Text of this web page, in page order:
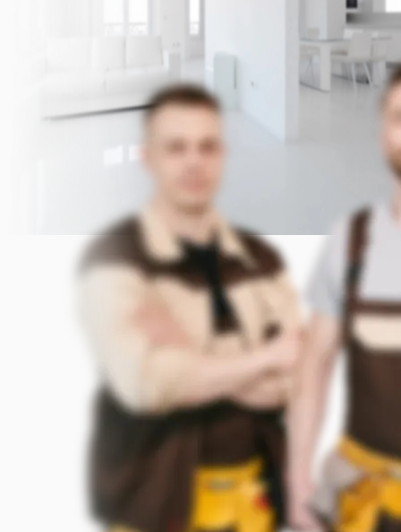
Опишите задачу
Прикрепить фото (до 5 шт.)
(Подсказка: фото помогут мастеру
точнее оценить задачу)
Заказать
обработки данных